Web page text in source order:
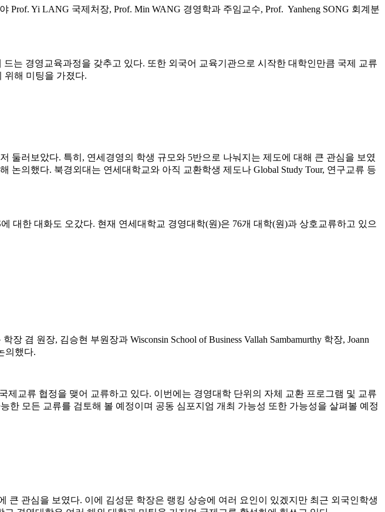
Prof. Yi LANG 국제처장, Prof. Min WANG 경영학과 주임교수, Prof. Yanheng SONG 회계분
드는 경영교육과정을 갖추고 있다. 또한 외국어 교육기관으로 시작한 대학인만큼 국제 교류
위해 미팅을 가졌다.
둘러보았다. 특히, 연세경영의 학생 규모와 5반으로 나눠지는 제도에 대해 큰 관심을 보였
의했다. 북경외대는 연세대학교와 아직 교환학생 제도나 Global Study Tour, 연구교류 등
대한 대화도 오갔다. 현재 연세대학교 경영대학(원)은 76개 대학(원)과 상호교류하고 있으
겸 원장, 김승현 부원장과 Wisconsin School of Business Vallah Sambamurthy 학장, Joann
의했다.
제교류 협정을 맺어 교류하고 있다. 이번에는 경영대학 단위의 자체 교환 프로그램 및 교류
모든 교류를 검토해 볼 예정이며 공동 심포지엄 개최 가능성 또한 가능성을 살펴볼 예정
큰 관심을 보였다. 이에 김성문 학장은 랭킹 상승에 여러 요인이 있겠지만 최근 외국인학생